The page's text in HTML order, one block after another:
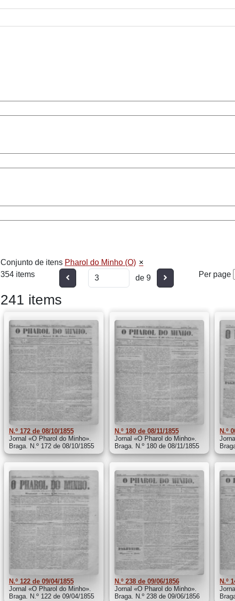
Conjunto de itens Pharol do Minho (O)
354 items
Anterior de 9 Per page
241 items
N.º 172 de 08/10/1855
Jornal «O Pharol do Minho».
Braga. N.º 172 de 08/10/1855
N.º 180 de 08/11/1855
Jornal «O Pharol do Minho».
Braga. N.º 180 de 08/11/1855
N.º
N.º 122 de 09/04/1855
Jornal «O Pharol do Minho».
Braga. N.º 122 de 09/04/1855
N.º 238 de 09/06/1856
Jornal «O Pharol do Minho».
Braga. N.º 238 de 09/06/1856
N.º